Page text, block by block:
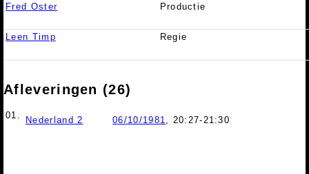
Fred Oster Productie
Leen Timp Regie
Afleveringen (26)
01. Nederland 2 06/10/1981, 20:27-21:30